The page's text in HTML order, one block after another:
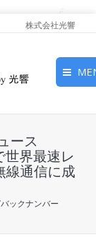
株式会社光響
アップ
ース
世界最速レ
線通信に成
ックナンバー